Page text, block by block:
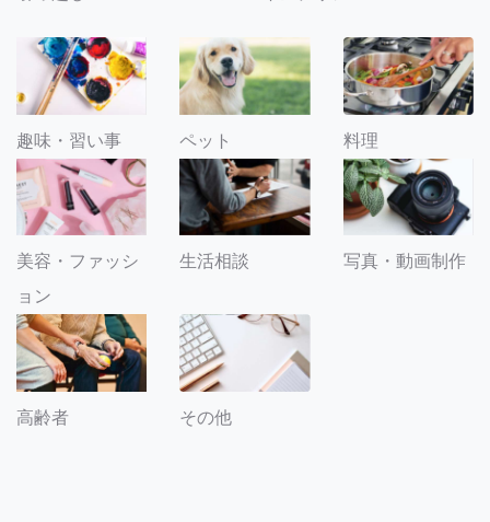
趣味・習い事 ペット 料理
美容・ファッシ
ョン
生活相談 写真・動画制作
高齢者 その他